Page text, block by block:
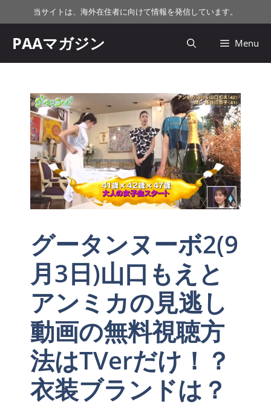
ン
ツ
当サイトは、海外在住者に向けて情報を発信しています。
PAAマガジン Menu
グータンヌーボ2(9
月3日)山口もえと
アンミカの見逃し
動画の無料視聴方
法はTVerだけ！？
衣装ブランドは？